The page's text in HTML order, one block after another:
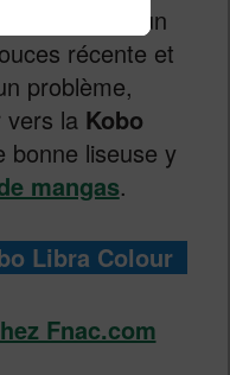
une liseuse un
récente et
problème,
vers la Kobo
liseuse y
mangas.
Libra Colour
Fnac.com